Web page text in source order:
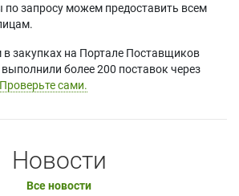
запросу можем предоставить всем
закупках на Портале Поставщиков
более 200 поставок через
Проверьте сами.
Новости
Все новости